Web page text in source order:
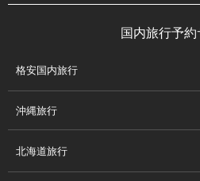
国内旅行予約
格安国内旅行
沖縄旅行
北海道旅行